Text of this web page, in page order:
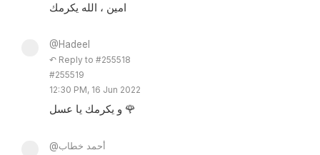
امين ، الله يكرمك
@Hadeel
↶ Reply to #255518
#255519
12:30 PM, 16 Jun 2022
و يكرمك يا عسل 🌹
@أحمد خطاب